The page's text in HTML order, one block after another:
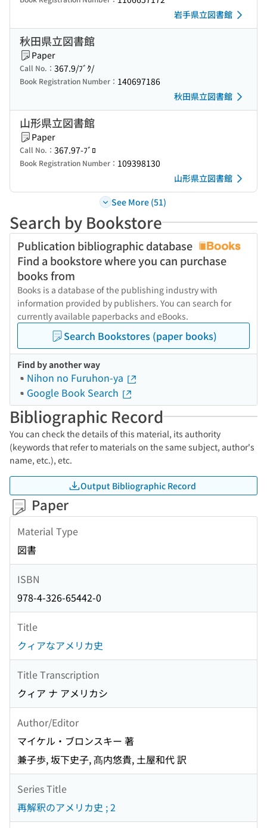
岩手県立図書館
秋田県立図書館
Paper
Call No.： 367.9/ﾌﾞｸ/
Book Registration Number： 140697186
秋田県立図書館
山形県立図書館
Paper
Call No.： 367.97-ﾌﾞﾛ
Book Registration Number： 109398130
山形県立図書館
See More (51)
Search by Bookstore
Publication bibliographic database
Find a bookstore where you can purchase
books from
Books is a database of the publishing industry with
information provided by publishers. You can search for
currently available paperbacks and eBooks.
Search Bookstores (paper books)
Find by another way
Nihon no Furuhon-ya
Google Book Search
Bibliographic Record
You can check the details of this material, its authority
(keywords that refer to materials on the same subject, author's
name, etc.), etc.
Output Bibliographic Record
Paper
Material Type
図書
ISBN
978-4-326-65442-0
Title
クィアなアメリカ史
Title Transcription
クィア ナ アメリカシ
Author/Editor
マイケル・ブロンスキー 著
兼子歩, 坂下史子, 髙内悠貴, 土屋和代 訳
Series Title
再解釈のアメリカ史 ; 2